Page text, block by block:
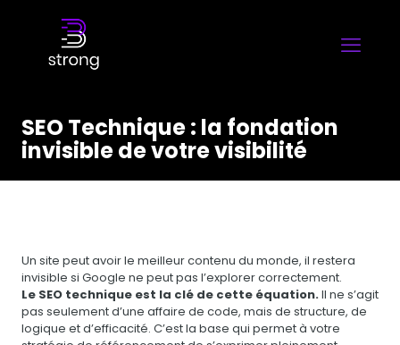
SEO Technique : la fondation
invisible de votre visibilité
Un site peut avoir le meilleur contenu du monde, il restera
invisible si Google ne peut pas l’explorer correctement.
Le SEO technique est la clé de cette équation.Il ne s’agit
pas seulement d’une affaire de code, mais de structure, de
logique et d’efficacité. C’est la base qui permet à votre